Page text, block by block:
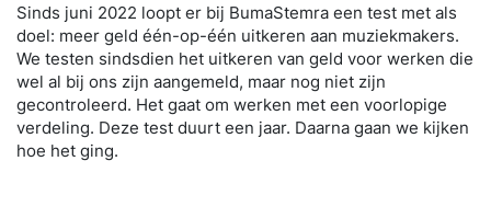
Sinds juni 2022 loopt er bij BumaStemra een test met als
doel: meer geld één-op-één uitkeren aan muziekmakers.
We testen sindsdien het uitkeren van geld voor werken die
wel al bij ons zijn aangemeld, maar nog niet zijn
gecontroleerd. Het gaat om werken met een voorlopige
verdeling. Deze test duurt een jaar. Daarna gaan we kijken
hoe het ging.